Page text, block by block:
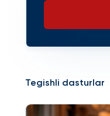
Tegishli dasturlar